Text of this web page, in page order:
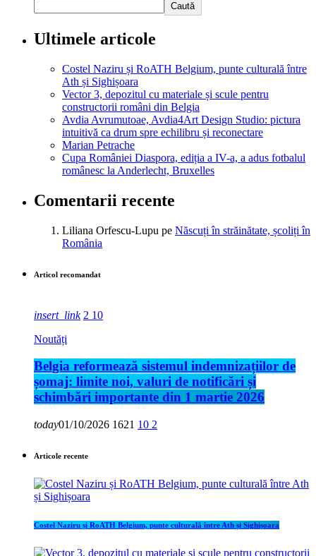
Caută
Ultimele articole
Costel Naziru și RoATH Belgium, punte culturală între
Ath și Sighișoara
Vector 3, depozitul cu materiale și scule pentru
constructorii români din Belgia
Avdia Avrumutoae, Avdia4Art Design Studio: pictura
intuitivă ca drum spre echilibru și reconectare
Marian Petrache
Cupa României Diaspora, ediția a IV-a, a adus fotbalul
românesc la Anderlecht, Bruxelles
Comentarii recente
Liliana Orfescu-Lupu pe Născuți în străinătate, școliți în
România
Articol recomandat
insert_link 2 10
Noutăți
Belgia reformează sistemul indemnizațiilor de
șomaj: limite noi, valuri de notificări și
schimbări importante din 1 martie 2026
today01/10/2026 1621 10 2
Articole recente
Costel Naziru și RoATH Belgium, punte culturală între Ath și Sighișoara